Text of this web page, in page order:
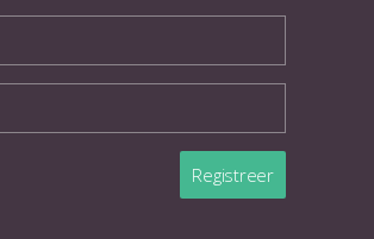
Registreer